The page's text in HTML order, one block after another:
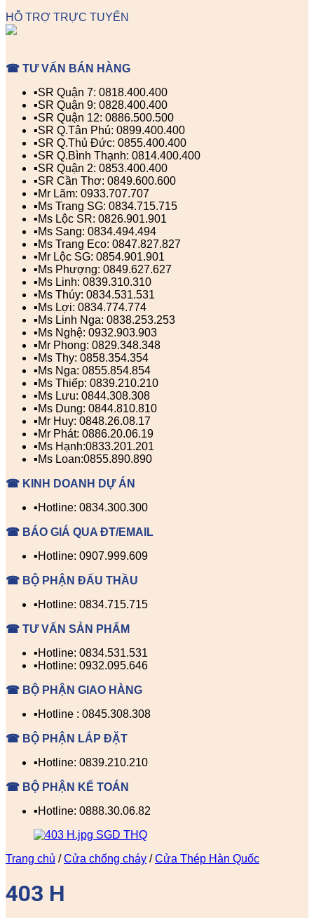
HỖ TRỢ TRỰC TUYẾN
☎ TƯ VẤN BÁN HÀNG
▪️SR Quận 7: 0818.400.400
▪️SR Quận 9: 0828.400.400
▪️SR Quận 12: 0886.500.500
▪️SR Q.Tân Phú: 0899.400.400
▪️SR Q.Thủ Đức: 0855.400.400
▪️SR Q.Bình Thạnh: 0814.400.400
▪️SR Quận 2: 0853.400.400
▪️SR Cần Thơ: 0849.600.600
▪️Mr Lãm: 0933.707.707
▪️Ms Trang SG: 0834.715.715
▪️Ms Lộc SR: 0826.901.901
▪️Ms Sang: 0834.494.494
▪️Ms Trang Eco: 0847.827.827
▪️Mr Lộc SG: 0854.901.901
▪️Ms Phượng: 0849.627.627
▪️Ms Linh: 0839.310.310
▪️Ms Thúy: 0834.531.531
▪️Ms Lợi: 0834.774.774
▪️Ms Linh Nga: 0838.253.253
▪️Ms Nghệ: 0932.903.903
▪️Mr Phong: 0829.348.348
▪️Ms Thy: 0858.354.354
▪️Ms Nga: 0855.854.854
▪️Ms Thiếp: 0839.210.210
▪️Ms Lưu: 0844.308.308
▪️Ms Dung: 0844.810.810
▪️Mr Huy: 0848.26.08.17
▪️Mr Phát: 0886.20.06.19
▪️Ms Hạnh:0833.201.201
▪️Ms Loan:0855.890.890
☎ KINH DOANH DỰ ÁN
▪️Hotline: 0834.300.300
☎ BÁO GIÁ QUA ĐT/EMAIL
▪️Hotline: 0907.999.609
☎ BỘ PHẬN ĐẤU THẦU
▪️Hotline: 0834.715.715
☎ TƯ VẤN SẢN PHẨM
▪️Hotline: 0834.531.531
▪️Hotline: 0932.095.646
☎ BỘ PHẬN GIAO HÀNG
▪️Hotline : 0845.308.308
☎ BỘ PHẬN LẮP ĐẶT
▪️Hotline: 0839.210.210
☎ BỘ PHẬN KẾ TOÁN
▪️Hotline: 0888.30.06.82
Trang chủ / Cửa chống cháy / Cửa Thép Hàn Quốc
403 H